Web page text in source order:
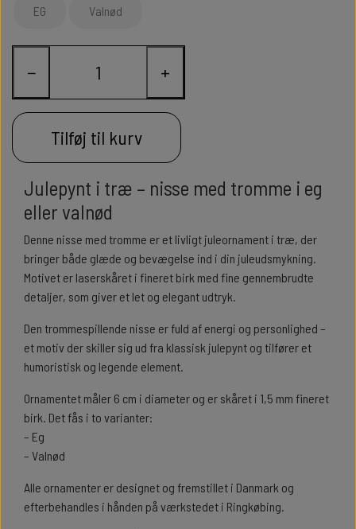
EG Valnød
− +
Tilføj til kurv
Julepynt i træ – nisse med tromme i eg
eller valnød
Denne nisse med tromme er et livligt juleornament i træ, der
bringer både glæde og bevægelse ind i din juleudsmykning.
Motivet er laserskåret i fineret birk med fine gennembrudte
detaljer, som giver et let og elegant udtryk.
Den trommespillende nisse er fuld af energi og personlighed –
et motiv der skiller sig ud fra klassisk julepynt og tilfører et
humoristisk og legende element.
Ornamentet måler 6 cm i diameter og er skåret i 1,5 mm fineret
birk. Det fås i to varianter:
– Eg
– Valnød
Alle ornamenter er designet og fremstillet i Danmark og
efterbehandles i hånden på værkstedet i Ringkøbing.